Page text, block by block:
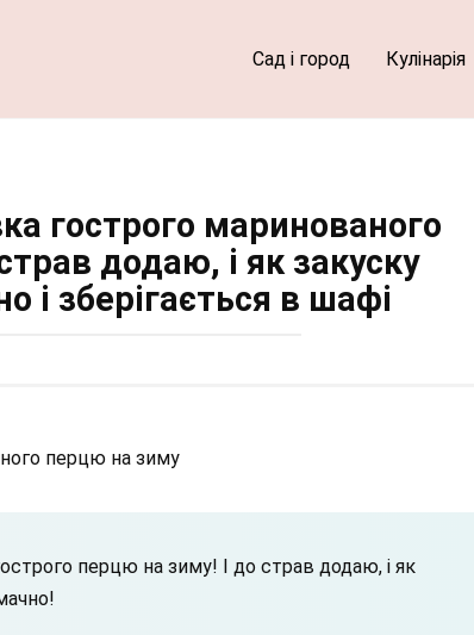
Сад і город Кулінарія
гострого маринованого
додаю, і як закуску
і зберігається в шафі
перцю на зиму
перцю на зиму! І до страв додаю, і як